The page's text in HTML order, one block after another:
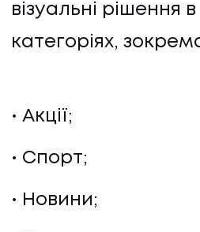
візуальні рішення в
категоріях,
Акції;
Спорт;
Новини;